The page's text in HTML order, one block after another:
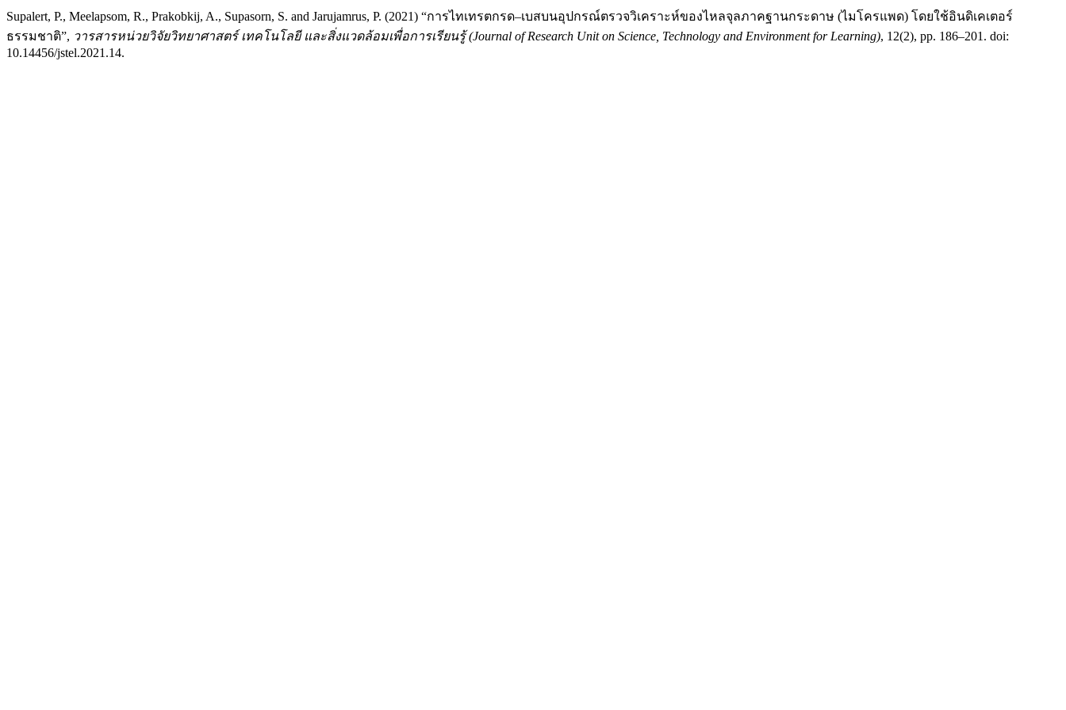
Supalert, P., Meelapsom, R., Prakobkij, A., Supasorn, S. and Jarujamrus, P. (2021) “การไทเทรตกรด–เบสบนอุปกรณ์ตรวจวิเคราะห์ของไหลจุลภาคฐานกระดาษ (ไมโครแพด) โดยใช้อินดิเคเตอร์
ธรรมชาติ”, วารสารหน่วยวิจัยวิทยาศาสตร์ เทคโนโลยี และสิ่งแวดล้อมเพื่อการเรียนรู้ (Journal of Research Unit on Science, Technology and Environment for Learning), 12(2), pp. 186–201. doi:
10.14456/jstel.2021.14.